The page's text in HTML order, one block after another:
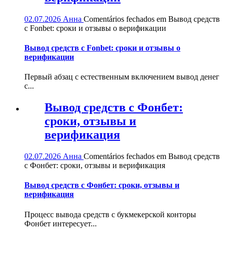
02.07.2026 Анна Comentários fechados em Вывод средств
с Fonbet: сроки и отзывы о верификации
Вывод средств с Fonbet: сроки и отзывы о
верификации
Первый абзац с естественным включением вывод денег
с...
Вывод средств с Фонбет:
сроки, отзывы и
верификация
02.07.2026 Анна Comentários fechados em Вывод средств
с Фонбет: сроки, отзывы и верификация
Вывод средств с Фонбет: сроки, отзывы и
верификация
Процесс вывода средств с букмекерской конторы
Фонбет интересует...